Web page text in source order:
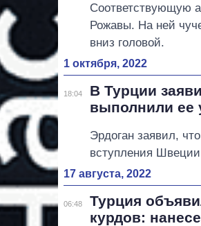
Соответствующую
Рожавы. На ней
вниз головой.
1 октября, 2022
18:04
В Турции
выполнили ее
Эрдоган заявил,
вступления
17 августа, 2022
06:48
Турция
курдов: